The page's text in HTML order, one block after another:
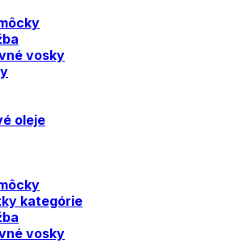
vosky
oleje
kategórie
vosky